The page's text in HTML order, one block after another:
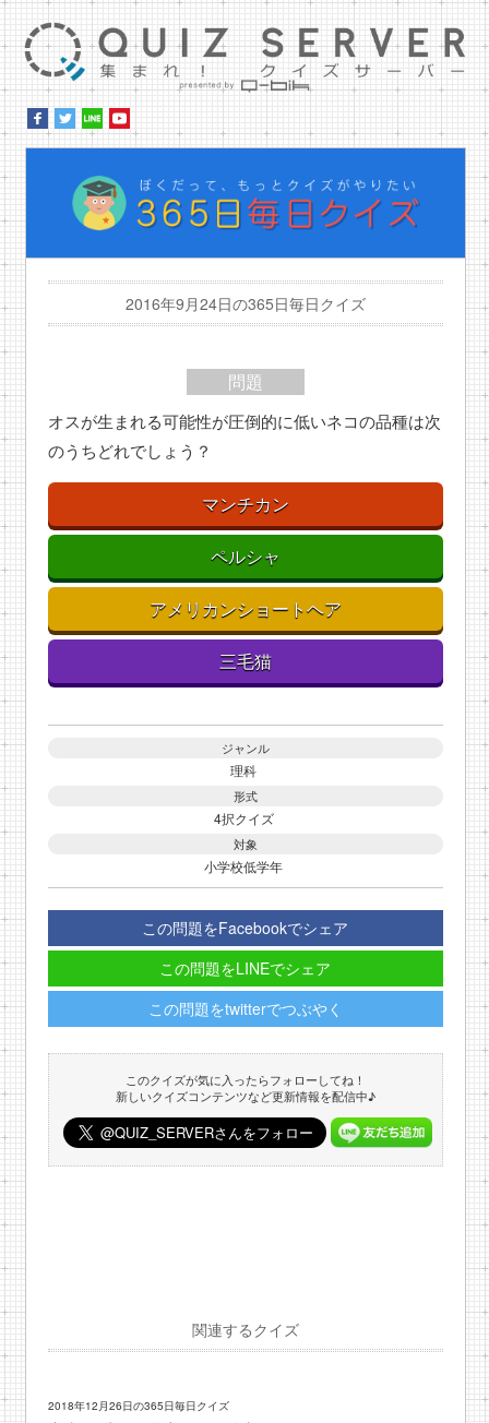
2016年9月24日の365日毎日クイズ
問題
オスが生まれる可能性が圧倒的に低いネコの品種は次
のうちどれでしょう？
マンチカン
ペルシャ
アメリカンショートヘア
三毛猫
ジャンル
理科
形式
4択クイズ
対象
小学校低学年
この問題をFacebookでシェア
この問題をLINEでシェア
この問題をtwitterでつぶやく
このクイズが気に入ったらフォローしてね！
新しいクイズコンテンツなど更新情報を配信中♪
関連するクイズ
2018年12月26日の365日毎日クイズ